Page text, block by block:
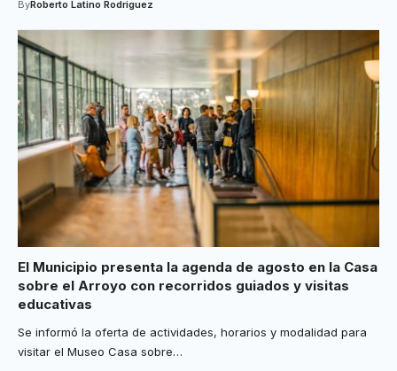
ByRoberto Latino Rodriguez
El Municipio presenta la agenda de agosto en la Casa
sobre el Arroyo con recorridos guiados y visitas
educativas
Se informó la oferta de actividades, horarios y modalidad para
visitar el Museo Casa sobre…